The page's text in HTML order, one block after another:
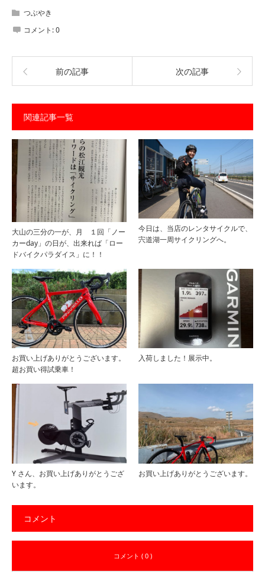
つぶやき
コメント:0
前の記事 次の記事
関連記事一覧
大山の三分の一が、月 １回「ノー
カーday」の日が、出来れば「ロー
ドバイクパラダイス」に！！
今日は、当店のレンタサイクルで、
宍道湖一周サイクリングへ。
お買い上げありがとうございます。
超お買い得試乗車！
入荷しました！展示中。
Y さん、お買い上げありがとうござ
います。
お買い上げありがとうございます。
コメント
コメント ( 0 )